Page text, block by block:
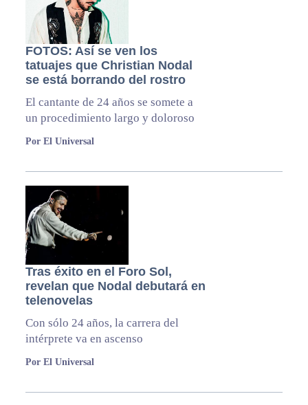
FOTOS: Así se ven los
tatuajes que Christian Nodal
se está borrando del rostro
El cantante de 24 años se somete a
un procedimiento largo y doloroso
Por El Universal
Tras éxito en el Foro Sol,
revelan que Nodal debutará en
telenovelas
Con sólo 24 años, la carrera del
intérprete va en ascenso
Por El Universal